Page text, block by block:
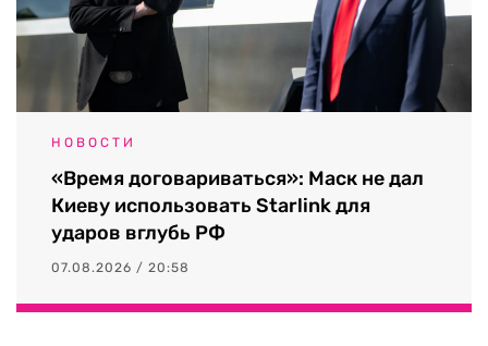
НОВОСТИ
«Время договариваться»: Маск не дал
Киеву использовать Starlink для
ударов вглубь РФ
07.08.2026 / 20:58